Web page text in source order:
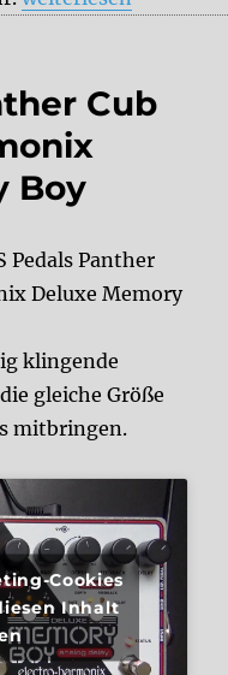
Cub
Boy
Pedals Panther
Deluxe Memory
klingende
gleiche Größe
mitbringen.
Cookies
Inhalt